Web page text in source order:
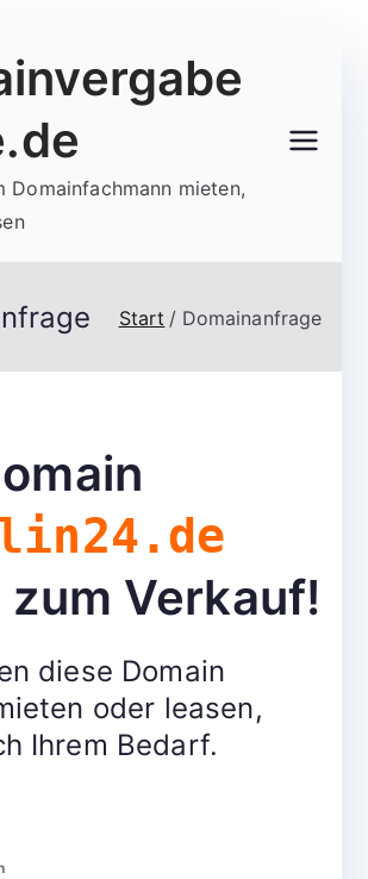
Domainfachmann mieten,
Start Domainanfrage
Verkauf!
diese Domain
oder leasen,
Ihrem Bedarf.